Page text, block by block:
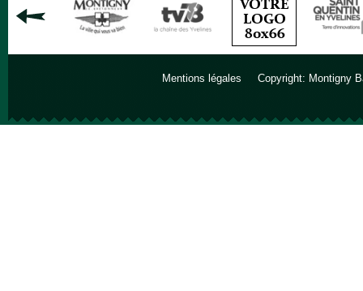
Mentions légales Copyright: Montigny